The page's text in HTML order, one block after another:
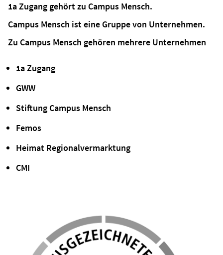
1a Zugang gehört zu Campus Mensch.
Campus Mensch ist eine Gruppe von Unternehmen.
Zu Campus Mensch gehören mehrere Unternehmen
1a Zugang
GWW
Stiftung Campus Mensch
Femos
Heimat Regionalvermarktung
CMI